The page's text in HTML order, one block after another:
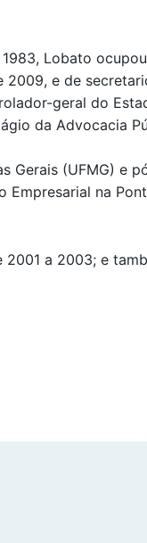
Lobato
e de
geral do
da Advocacia
Gerais (UFMG) e
Empresarial na
a 2003; e